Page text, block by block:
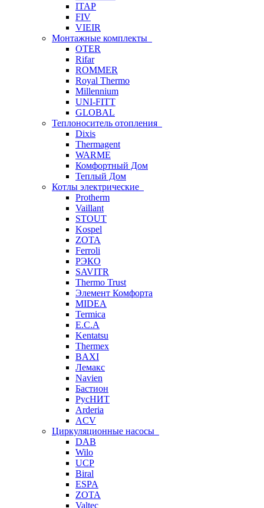
ITAP
FIV
VIEIR
Монтажные комплекты
OTER
Rifar
ROMMER
Royal Thermo
Millennium
UNI-FITT
GLOBAL
Теплоноситель отопления
Dixis
Thermagent
WARME
Комфортный Дом
Теплый Дом
Котлы электрические
Protherm
Vaillant
STOUT
Kospel
ZOTA
Ferroli
РЭКО
SAVITR
Thermo Trust
Элемент Комфорта
MIDEA
Termica
E.C.A
Kentatsu
Thermex
BAXI
Лемакс
Navien
Бастион
РусНИТ
Arderia
ACV
Циркуляционные насосы
DAB
Wilo
UCP
Biral
ESPA
ZOTA
Valtec